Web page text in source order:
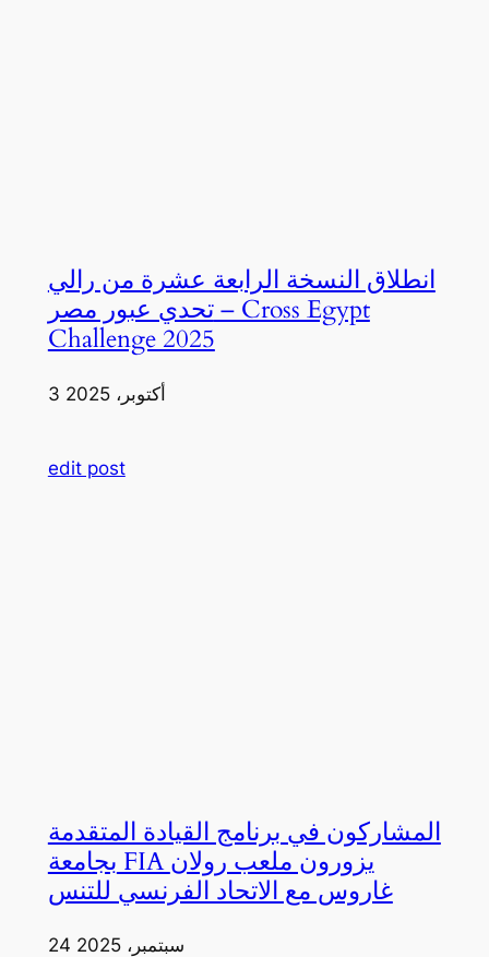
انطلاق النسخة الرابعة عشرة من رالي
تحدي عبور مصر – Cross Egypt
Challenge 2025
3 أكتوبر، 2025
edit post
المشاركون في برنامج القيادة المتقدمة
بجامعة FIA يزورون ملعب رولان
غاروس مع الاتحاد الفرنسي للتنس
24 سبتمبر، 2025